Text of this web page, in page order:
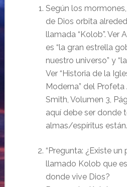
Según los
de Dios orbita
llamada “Kolob”. Ver
es “la gran estrella
nuestro universo” y
Ver “Historia de la
Moderna” del
Smith, Volumen 3,
aquí debe ser donde
almas/espíritus están.
“Pregunta: ¿Existe
llamado Kolob que
donde vive Dios?